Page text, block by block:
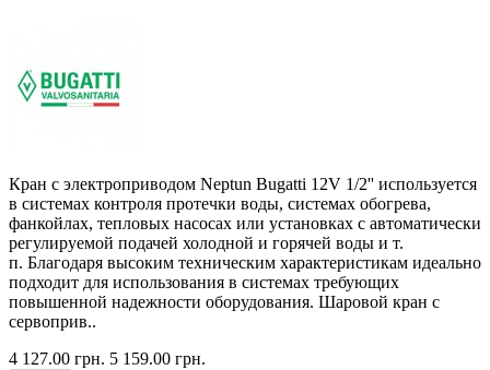
Кран с электроприводом Neptun Bugatti 12V 1/2'' используется
в системах контроля протечки воды, системах обогрева,
фанкойлах, тепловых насосах или установках с автоматически
регулируемой подачей холодной и горячей воды и т.
п. Благодаря высоким техническим характеристикам идеально
подходит для использования в системах требующих
повышенной надежности оборудования. Шаровой кран с
сервоприв..
4 127.00 грн. 5 159.00 грн.